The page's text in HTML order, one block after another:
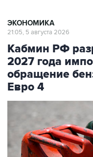
ЭКОНОМИКА
21:05, 5 августа 2026
Кабмин РФ
2027 года
обращение
Евро 4